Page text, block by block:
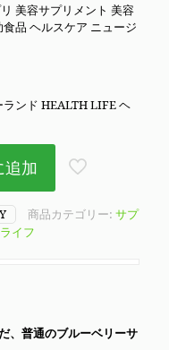
美容サプリメント 美容
品 ヘルスケア ニュージ
ランド HEALTH LIFE ヘ
追加
商品カテゴリー: サプ
イフ
、普通のブルーベリーサ